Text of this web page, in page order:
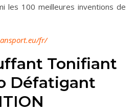
les 100 meilleures inventions de
fr/
Tonifiant
Défatigant